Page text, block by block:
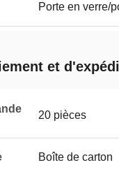
Porte en verre/
et
20 pièces
Boîte de carton